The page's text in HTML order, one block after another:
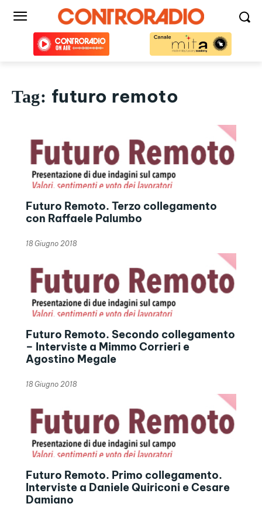
Tag: futuro remoto
Futuro Remoto. Terzo collegamento
con Raffaele Palumbo
18 Giugno 2018
Futuro Remoto. Secondo collegamento
– Interviste a Mimmo Corrieri e
Agostino Megale
18 Giugno 2018
Futuro Remoto. Primo collegamento.
Interviste a Daniele Quiriconi e Cesare
Damiano